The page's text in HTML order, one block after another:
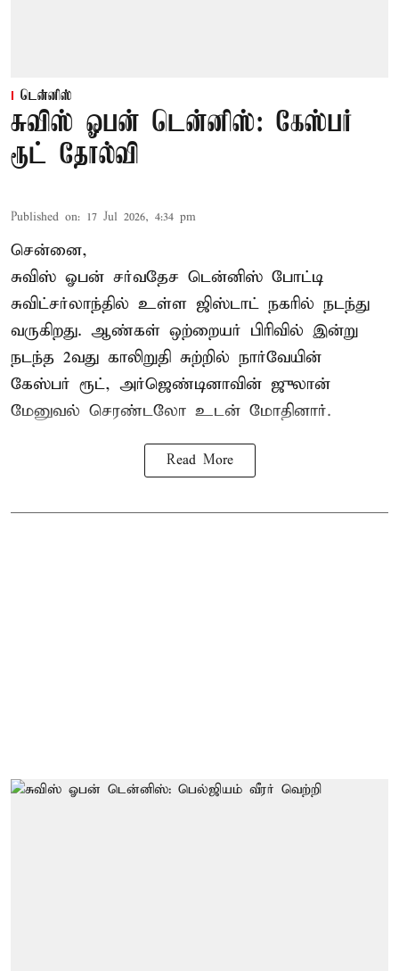
டென்னிஸ்
சுவிஸ் ஓபன் டென்னிஸ்: கேஸ்பர்
ரூட் தோல்வி
Published on: 17 Jul 2026, 4:34 pm
சென்னை,
சுவிஸ் ஓபன் சர்வதேச டென்னிஸ் போட்டி
சுவிட்சர்லாந்தில் உள்ள ஜிஸ்டாட் நகரில் நடந்து
வருகிறது. ஆண்கள் ஒற்றையர் பிரிவில் இன்று
நடந்த 2வது காலிறுதி சுற்றில் நார்வேயின்
கேஸ்பர் ரூட், அர்ஜெண்டினாவின் ஜுலான்
மேனுவல் செரண்டலோ உடன் மோதினார்.
Read More